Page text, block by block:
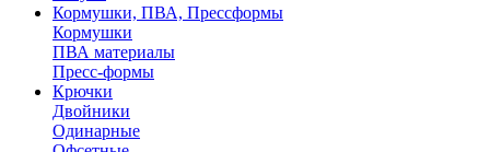
Кормушки, ПВА, Прессформы
Кормушки
ПВА материалы
Пресс-формы
Крючки
Двойники
Одинарные